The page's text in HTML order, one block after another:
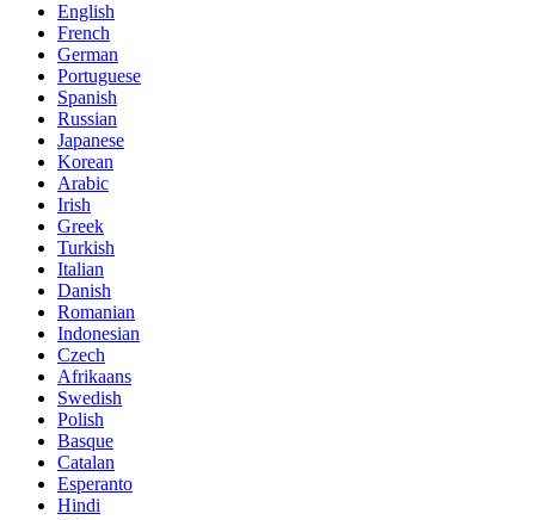
English
French
German
Portuguese
Spanish
Russian
Japanese
Korean
Arabic
Irish
Greek
Turkish
Italian
Danish
Romanian
Indonesian
Czech
Afrikaans
Swedish
Polish
Basque
Catalan
Esperanto
Hindi